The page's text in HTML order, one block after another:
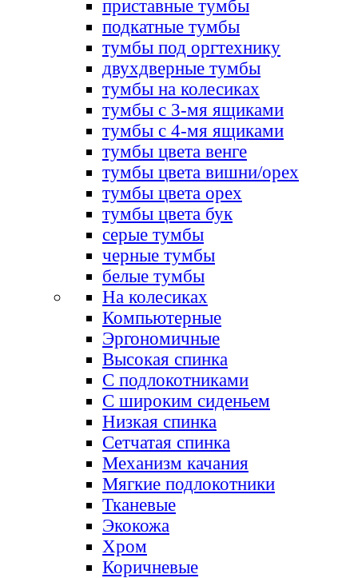
приставные тумбы
подкатные тумбы
тумбы под оргтехнику
двухдверные тумбы
тумбы на колесиках
тумбы с 3-мя ящиками
тумбы с 4-мя ящиками
тумбы цвета венге
тумбы цвета вишни/орех
тумбы цвета орех
тумбы цвета бук
серые тумбы
черные тумбы
белые тумбы
На колесиках
Компьютерные
Эргономичные
Высокая спинка
С подлокотниками
С широким сиденьем
Низкая спинка
Сетчатая спинка
Механизм качания
Мягкие подлокотники
Тканевые
Экокожа
Хром
Коричневые